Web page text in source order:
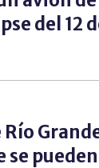
del 12
se